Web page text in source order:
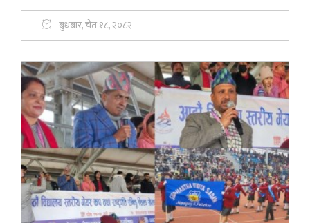
बुधबार, चैत १८, २०८२